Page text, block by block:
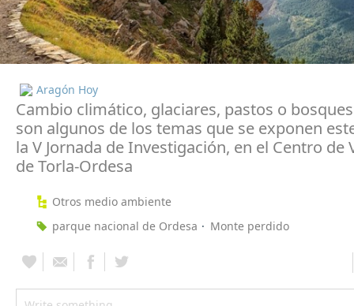
Aragón Hoy
Cambio climático, glaciares, pastos o
son algunos de los temas que se exponen
la V Jornada de Investigación, en el Centro de
de Torla-Ordesa
Otros medio ambiente
parque nacional de Ordesa
Monte perdido